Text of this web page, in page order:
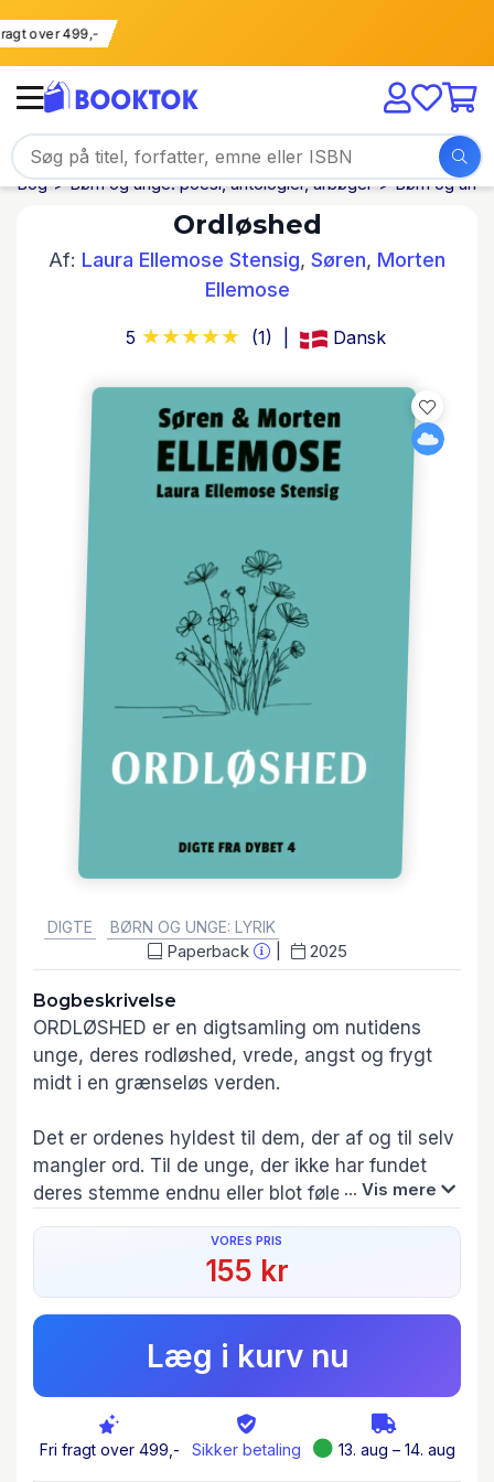
fragt over 499,-
Bog Børn og unge: poesi, antologier, årbøger Børn og
Ordløshed
Af: Laura Ellemose Stensig, Søren, Morten
Ellemose
5 (1) Dansk
DIGTE
BØRN OG UNGE: LYRIK
Paperback 2025
Bogbeskrivelse
ORDLØSHED er en digtsamling om nutidens
unge, deres rodløshed, vrede, angst og frygt
midt i en grænseløs verden.
Det er ordenes hyldest til dem, der af og til selv
mangler ord. Til de unge, der ikke har fundet
deres stemme endnu eller blot føler, at de ikke
bliver hørt.
Digtene er skabt i kærlighed til alle de smukke,
unge mennesker, særligt dem, der ikke føler sig
smukke.
For skønhed kan ikke holdes nede. Den vil spire
og vokse frem, også under modstand.
... Vis mere
VORES PRIS
155 kr
Læg i kurv nu
Fri fragt over 499,- Sikker betaling 13. aug – 14. aug